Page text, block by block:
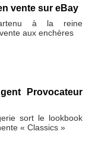
vente sur eBay
à la reine
aux enchères
Provocateur
sort le lookbook
« Classics »